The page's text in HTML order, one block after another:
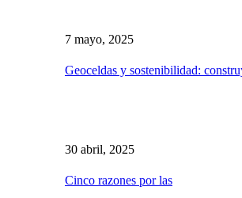
7 mayo, 2025
Geoceldas y sostenibilidad:
30 abril, 2025
Cinco razones por las